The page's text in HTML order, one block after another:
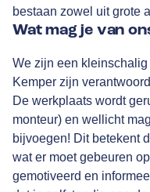
bestaan zowel uit grote
Wat mag je van
We zijn een
Kemper zijn
De werkplaats wordt
monteur) en wellicht
bijvoegen! Dit betekent
wat er moet gebeuren
gemotiveerd en